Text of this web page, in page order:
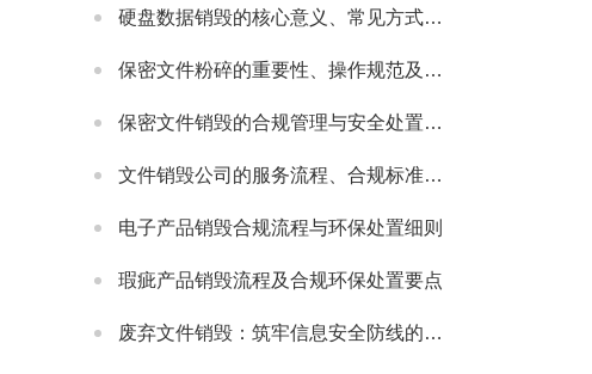
硬盘数据销毁的核心意义、常见方式及安全注意事项
保密文件粉碎的重要性、操作规范及适配场景详解
保密文件销毁的合规管理与安全处置全流程解析
文件销毁公司的服务流程、合规标准及合作适配指南
电子产品销毁合规流程与环保处置细则
瑕疵产品销毁流程及合规环保处置要点
废弃文件销毁：筑牢信息安全防线的必要举措